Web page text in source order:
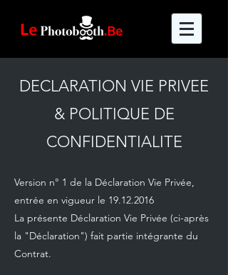
DECLARATION VIE PRIVEE
& POLITIQUE DE
CONFIDENTIALITE
Version n° 1 de la Déclaration Vie Privée,
entrée en vigueur le 19.12.2016
La présente Déclaration Vie Privée (ci-après
la "Déclaration") fait partie intégrante du
Contrat.